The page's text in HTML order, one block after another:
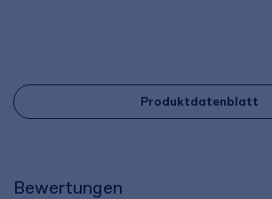
Produktdatenblatt
Bewertungen